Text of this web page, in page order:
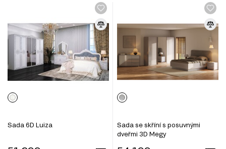
Sada 6D Luiza
Sada se skříní s posuvnými
dveřmi 3D Megy